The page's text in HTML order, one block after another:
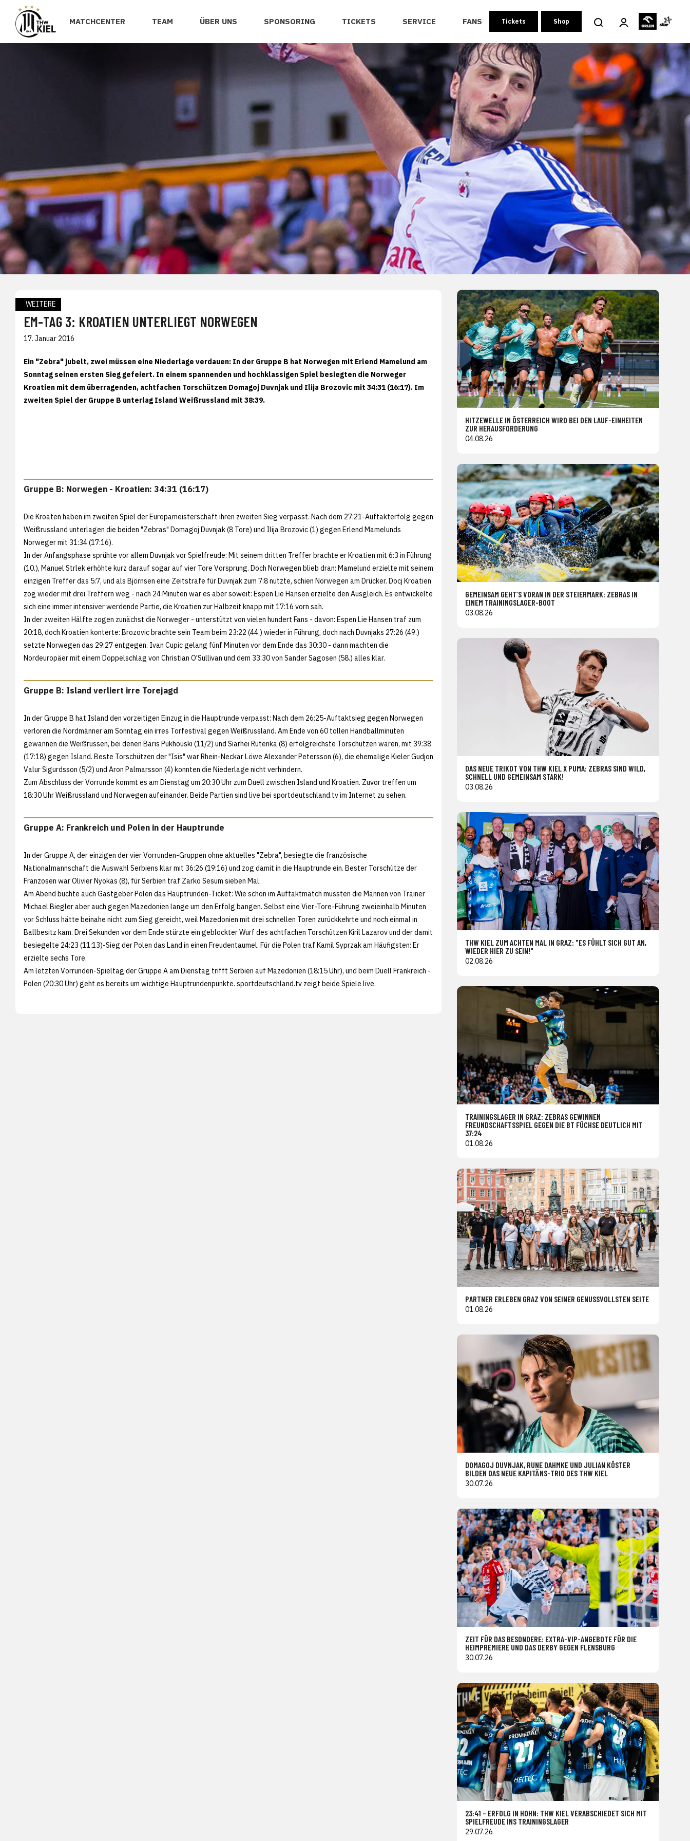
MATCHCENTER TEAM ÜBER UNS SPONSORING TICKETS SERVICE FANS Tickets Shop
WEITERE
EM-TAG 3: KROATIEN UNTERLIEGT NORWEGEN
17. Januar 2016
Ein "Zebra" jubelt, zwei müssen eine Niederlage verdauen: In der Gruppe B hat Norwegen mit Erlend Mamelund am
Sonntag seinen ersten Sieg gefeiert. In einem spannenden und hochklassigen Spiel besiegten die Norweger
Kroatien mit dem überragenden, achtfachen Torschützen Domagoj Duvnjak und Ilija Brozovic mit 34:31 (16:17). Im
zweiten Spiel der Gruppe B unterlag Island Weißrussland mit 38:39.
Gruppe B: Norwegen - Kroatien: 34:31 (16:17)
Die Kroaten haben im zweiten Spiel der Europameisterschaft ihren zweiten Sieg verpasst. Nach dem 27:21-Auftakterfolg gegen
Weißrussland unterlagen die beiden "Zebras" Domagoj Duvnjak (8 Tore) und Ilija Brozovic (1) gegen Erlend Mamelunds
Norweger mit 31:34 (17:16).
In der Anfangsphase sprühte vor allem Duvnjak vor Spielfreude: Mit seinem dritten Treffer brachte er Kroatien mit 6:3 in Führung
(10.), Manuel Strlek erhöhte kurz darauf sogar auf vier Tore Vorsprung. Doch Norwegen blieb dran: Mamelund erzielte mit seinem
einzigen Treffer das 5:7, und als Björnsen eine Zeitstrafe für Duvnjak zum 7:8 nutzte, schien Norwegen am Drücker. Docj Kroatien
zog wieder mit drei Treffern weg - nach 24 Minuten war es aber soweit: Espen Lie Hansen erzielte den Ausgleich. Es entwickelte
sich eine immer intensiver werdende Partie, die Kroatien zur Halbzeit knapp mit 17:16 vorn sah.
In der zweiten Hälfte zogen zunächst die Norweger - unterstützt von vielen hundert Fans - davon: Espen Lie Hansen traf zum
20:18, doch Kroatien konterte: Brozovic brachte sein Team beim 23:22 (44.) wieder in Führung, doch nach Duvnjaks 27:26 (49.)
setzte Norwegen das 29:27 entgegen. Ivan Cupic gelang fünf Minuten vor dem Ende das 30:30 - dann machten die
Nordeuropäer mit einem Doppelschlag von Christian O'Sullivan und dem 33:30 von Sander Sagosen (58.) alles klar.
Gruppe B: Island verliert irre Torejagd
In der Gruppe B hat Island den vorzeitigen Einzug in die Hauptrunde verpasst: Nach dem 26:25-Auftaktsieg gegen Norwegen
verloren die Nordmänner am Sonntag ein irres Torfestival gegen Weißrussland. Am Ende von 60 tollen Handballminuten
gewannen die Weißrussen, bei denen Baris Pukhouski (11/2) und Siarhei Rutenka (8) erfolgreichste Torschützen waren, mit 39:38
(17:18) gegen Island. Beste Torschützen der "Isis" war Rhein-Neckar Löwe Alexander Petersson (6), die ehemalige Kieler Gudjon
Valur Sigurdsson (5/2) und Aron Palmarsson (4) konnten die Niederlage nicht verhindern.
Zum Abschluss der Vorrunde kommt es am Dienstag um 20:30 Uhr zum Duell zwischen Island und Kroatien. Zuvor treffen um
18:30 Uhr Weißrussland und Norwegen aufeinander. Beide Partien sind live bei sportdeutschland.tv im Internet zu sehen.
Gruppe A: Frankreich und Polen in der Hauptrunde
In der Gruppe A, der einzigen der vier Vorrunden-Gruppen ohne aktuelles "Zebra", besiegte die französische
Nationalmannschaft die Auswahl Serbiens klar mit 36:26 (19:16) und zog damit in die Hauptrunde ein. Bester Torschütze der
Franzosen war Olivier Nyokas (8), für Serbien traf Zarko Sesum sieben Mal.
Am Abend buchte auch Gastgeber Polen das Hauptrunden-Ticket: Wie schon im Auftaktmatch mussten die Mannen von Trainer
Michael Biegler aber auch gegen Mazedonien lange um den Erfolg bangen. Selbst eine Vier-Tore-Führung zweieinhalb Minuten
vor Schluss hätte beinahe nicht zum Sieg gereicht, weil Mazedonien mit drei schnellen Toren zurückkehrte und noch einmal in
Ballbesitz kam. Drei Sekunden vor dem Ende stürzte ein geblockter Wurf des achtfachen Torschützen Kiril Lazarov und der damit
besiegelte 24:23 (11:13)-Sieg der Polen das Land in einen Freudentaumel. Für die Polen traf Kamil Syprzak am Häufigsten: Er
erzielte sechs Tore.
Am letzten Vorrunden-Spieltag der Gruppe A am Dienstag trifft Serbien auf Mazedonien (18:15 Uhr), und beim Duell Frankreich -
Polen (20:30 Uhr) geht es bereits um wichtige Hauptrundenpunkte. sportdeutschland.tv zeigt beide Spiele live.
HITZEWELLE IN ÖSTERREICH WIRD BEI DEN LAUF-EINHEITEN
ZUR HERAUSFORDERUNG
04.08.26
GEMEINSAM GEHT’S VORAN IN DER STEIERMARK: ZEBRAS IN
EINEM TRAININGSLAGER-BOOT
03.08.26
DAS NEUE TRIKOT VON THW KIEL X PUMA: ZEBRAS SIND WILD,
SCHNELL UND GEMEINSAM STARK!
03.08.26
THW KIEL ZUM ACHTEN MAL IN GRAZ: "ES FÜHLT SICH GUT AN,
WIEDER HIER ZU SEIN!"
02.08.26
TRAININGSLAGER IN GRAZ: ZEBRAS GEWINNEN
FREUNDSCHAFTSSPIEL GEGEN DIE BT FÜCHSE DEUTLICH MIT
37:24
01.08.26
PARTNER ERLEBEN GRAZ VON SEINER GENUSSVOLLSTEN SEITE
01.08.26
DOMAGOJ DUVNJAK, RUNE DAHMKE UND JULIAN KÖSTER
BILDEN DAS NEUE KAPITÄNS-TRIO DES THW KIEL
30.07.26
ZEIT FÜR DAS BESONDERE: EXTRA-VIP-ANGEBOTE FÜR DIE
HEIMPREMIERE UND DAS DERBY GEGEN FLENSBURG
30.07.26
23:41 – ERFOLG IN HOHN: THW KIEL VERABSCHIEDET SICH MIT
SPIELFREUDE INS TRAININGSLAGER
29.07.26